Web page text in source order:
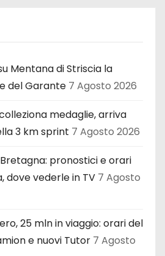
Mentana di Striscia la
del Garante 7 Agosto 2026
medaglie, arriva
3 km sprint 7 Agosto 2026
pronostici e orari
dove vederle in TV 7 Agosto
25 mln in viaggio: orari del
e nuovi Tutor 7 Agosto